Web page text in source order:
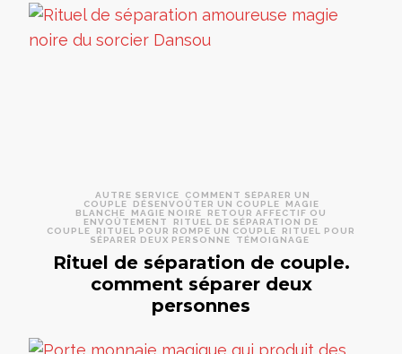
AUTRE SERVICE
COMMENT SÉPARER UN
COUPLE
DÉSENVOÛTER UN COUPLE
MAGIE
BLANCHE
MAGIE NOIRE
RETOUR AFFECTIF OU
ENVOÛTEMENT
RITUEL DE SÉPARATION DE
COUPLE
RITUEL POUR ROMPE UN COUPLE
RITUEL POUR
SÉPARER DEUX PERSONNE
TÉMOIGNAGE
Rituel de séparation de couple.
comment séparer deux
personnes